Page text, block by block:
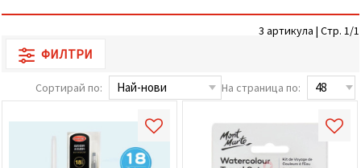
анализираме
показваме
релевантно
съдържание
включително
3 артикула | Стр. 1/1
ФИЛТРИ
Сортирай по: На страница по: